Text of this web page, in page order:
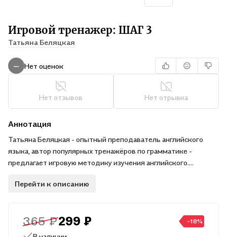
Игровой тренажер: ШАГ 3
Татьяна Беляцкая
— Нет оценок
Нет отзывов Нет отрывка
Аннотация
Татьяна Беляцкая - опытный преподаватель английского
языка, автор популярных тренажёров по грамматике -
предлагает игровую методику изучения английского.
для подготовки к занятиям английским языком, и
письменные упражнения дети могут делать устно с помощью
взрослых.
Перейти к описанию
365 ₽299 ₽ -18%